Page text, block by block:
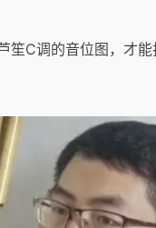
笙C调的音位图，才